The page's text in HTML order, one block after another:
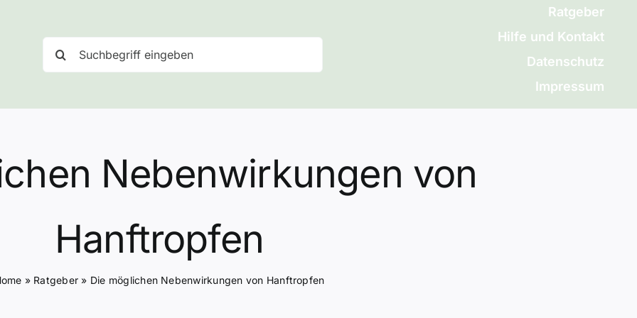
nach:
Ratgeber
Hilfe und Kontakt
Datenschutz
Impressum
Nebenwirkungen von
Hanftropfen
» Ratgeber » Die möglichen Nebenwirkungen von Hanftropfen